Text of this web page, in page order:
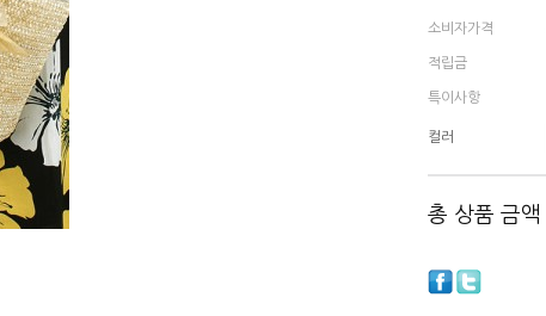
소비자가격
적립금
특이사항
컬러
총 상품 금액